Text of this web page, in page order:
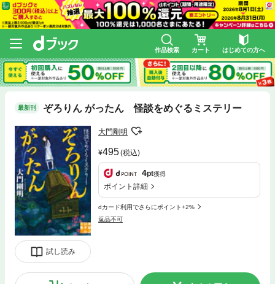
作品検索 カート はじめての方へ
最新刊 ぞろりん がったん 怪談をめぐるミステリー
試し読み
大門剛明
495(税込)
4pt獲得
ポイント詳細
dカード利用でさらにポイント+2%
返品不可